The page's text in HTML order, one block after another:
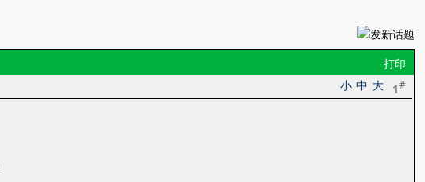
打印
1 #
大
中
小